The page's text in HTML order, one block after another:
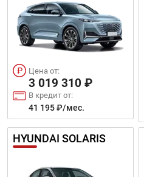
Цена от:
3 019 310 ₽
В кредит от:
41 195 ₽/мес.
HYUNDAI SOLARIS